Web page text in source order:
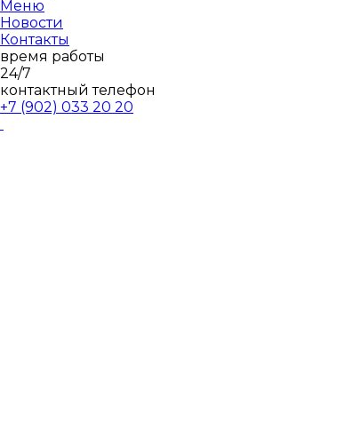
Меню
Новости
Контакты
время работы
24/7
контактный телефон
+7 (902) 033 20 20